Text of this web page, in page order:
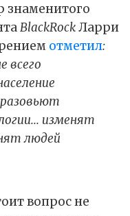
знаменитого
BlackRockЛарри
отметил:
всего
изменят
людей
вопрос не